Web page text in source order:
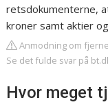
retsdokumenterne,
kroner samt aktier
Anmodning om
Se det fulde svar på
Hvor meget